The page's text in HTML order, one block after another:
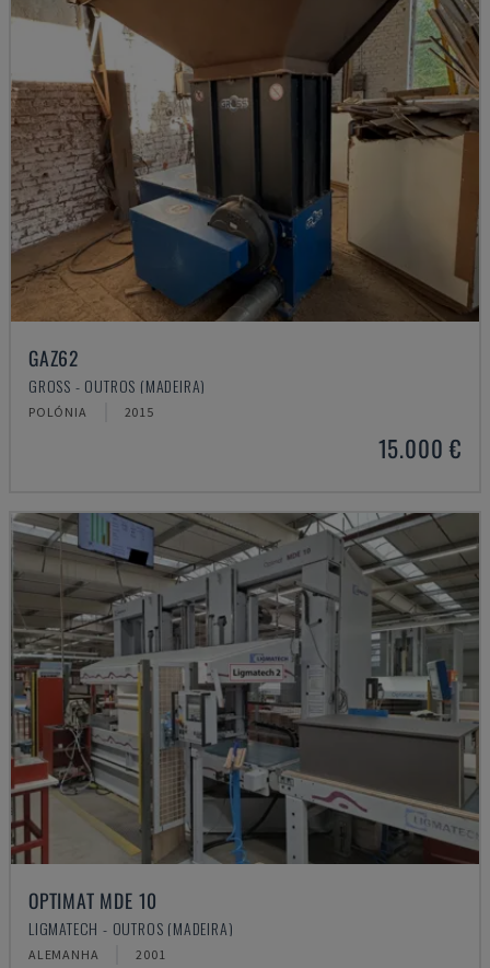
GAZ62
GROSS - OUTROS (MADEIRA)
POLÓNIA 2015
15.000 €
OPTIMAT MDE 10
LIGMATECH - OUTROS (MADEIRA)
ALEMANHA 2001